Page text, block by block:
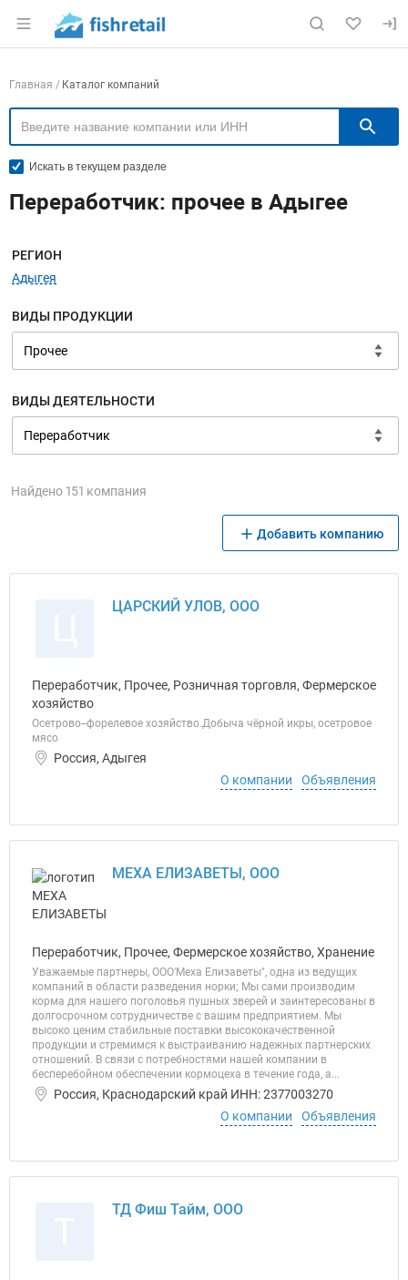
Раздел навигации по сайту fishretail.ru
Навигация по компаниям
Главная Каталог компаний
Искать в текущем разделе
Переработчик: прочее в Адыгее
Меню навигации
РЕГИОН
Адыгея
ВИДЫ ПРОДУКЦИИ
ВИДЫ ДЕЯТЕЛЬНОСТИ
Найдено 151 компания
Добавить компанию
ЦАРСКИЙ УЛОВ, ООО
Переработчик, Прочее, Розничная торговля, Фермерское
хозяйство
Осетрово--форелевое хозяйство.Добыча чёрной икры, осетровое
мясо
Россия, Адыгея
О компании
Объявления
МЕХА ЕЛИЗАВЕТЫ, ООО
Переработчик, Прочее, Фермерское хозяйство, Хранение
Уважаемые партнеры, OOO'Меха Елизаветы", одна из ведущих
компаний в области разведения норки;­ Мы сами производим
корма для нашего поголовья пушных зверей и заинтересованы в
долгосрочном сотрудничестве с вашим предприятием. Мы
высоко ценим стабильные поставки высококачественной
продукции и стремимся к выстраиванию надежных партнерских
отношений. В связи с потребностями нашей компании в
бесперебойном обеспечении кормоцеха в течение года, а...
Россия, Краснодарский край ИНН: 2377003270
О компании
Объявления
ТД Фиш Тайм, ООО